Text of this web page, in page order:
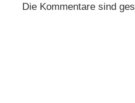
Die Kommentare sind